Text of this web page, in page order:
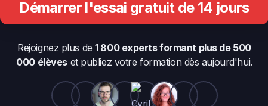
Démarrer l'essai gratuit de 14 jours
Rejoignez plus de1 800 experts formant plus de 500
000 élèveset publiez votre formation dès aujourd'hui.